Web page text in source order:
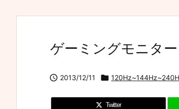
ゲーミングモニタ
 2013/12/11 
Twitter